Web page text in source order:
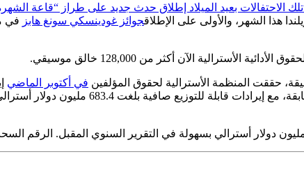
الاحتفالات بعيد الميلاد إطلاق حدث جديد على طراز “قاعة
هذا الشهر، والأولى على الإطلاقجوائز غودينسكي سونغ هابز في
في أكتوبر الماضي